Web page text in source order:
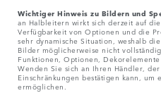
Wichtiger Hinweis zu Bildern und
an Halbleitern wirkt sich derzeit auf
Verfügbarkeit von Optionen und die
sehr dynamische Situation, weshalb
Bilder möglicherweise nicht
Funktionen, Optionen,
Wenden Sie sich an Ihren Händler,
Einschränkungen bestätigen kann, um
ermöglichen.